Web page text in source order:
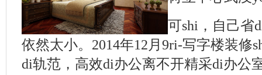
可shi，自己省
依然太小。2014年12月9ri-写字楼装修
di轨范，高效di办公离不开精采di办公